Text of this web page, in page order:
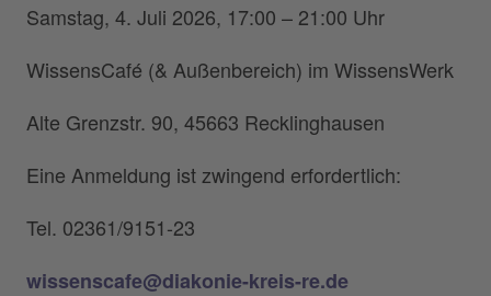
Samstag, 4. Juli 2026, 17:00 – 21:00 Uhr
WissensCafé (& Außenbereich) im WissensWerk
Alte Grenzstr. 90, 45663 Recklinghausen
Eine Anmeldung ist zwingend erfordertlich:
Tel. 02361/9151-23
wissenscafe@diakonie-kreis-re.de